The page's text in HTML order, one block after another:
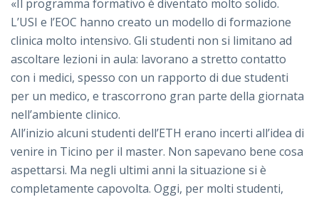
«Il programma formativo è diventato molto solido.
L’USI e l’EOC hanno creato un modello di formazione
clinica molto intensivo. Gli studenti non si limitano ad
ascoltare lezioni in aula: lavorano a stretto contatto
con i medici, spesso con un rapporto di due studenti
per un medico, e trascorrono gran parte della giornata
nell’ambiente clinico.
All’inizio alcuni studenti dell’ETH erano incerti all’idea di
venire in Ticino per il master. Non sapevano bene cosa
aspettarsi. Ma negli ultimi anni la situazione si è
completamente capovolta. Oggi, per molti studenti,